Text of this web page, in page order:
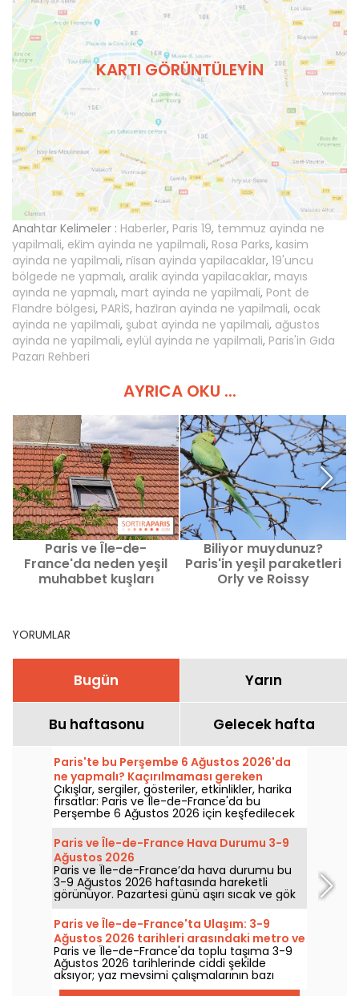
KARTI GÖRÜNTÜLEYIN
Anahtar Kelimeler : Haberler, Paris 19, temmuz ayinda ne
yapilmali, eki̇m ayinda ne yapilmali, Rosa Parks, kasim
ayinda ne yapilmali, ni̇san ayinda yapilacaklar, 19'uncu
bölgede ne yapmalı, aralik ayinda yapilacaklar, mayıs
ayında ne yapmalı, mart ayinda ne yapilmali, Pont de
Flandre bölgesi, PARİS, hazi̇ran ayinda ne yapilmali, ocak
ayinda ne yapilmali, şubat ayinda ne yapilmali, ağustos
ayinda ne yapilmali, eylül ayinda ne yapilmali, Paris'in Gıda
Pazarı Rehberi
AYRICA OKU ...
Paris ve Île-de-
France'da neden yeşil
muhabbet kuşları
Biliyor muydunuz?
Paris'in yeşil paraketleri
Orly ve Roissy
YORUMLAR
Bugün Yarın
Bu haftasonu Gelecek hafta
Paris'te bu Perşembe 6 Ağustos 2026'da
ne yapmalı? Kaçırılmaması gereken
etkinlikler.
Çıkışlar, sergiler, gösteriler, etkinlikler, harika
fırsatlar: Paris ve Île-de-France'da bu
Perşembe 6 Ağustos 2026 için keşfedilecek
fikirler şöyle.
Paris ve Île-de-France Hava Durumu 3-9
Ağustos 2026
Paris ve Île-de-France’da hava durumu bu
3-9 Ağustos 2026 haftasında hareketli
görünüyor. Pazartesi günü aşırı sıcak ve gök
gürültülü yağış riskiyle başlayan hafta,
sıcaklıkları kademeli olarak düşürecek; hafta
sonunda ise daha sıcak ve güneşli bir hava
geri gelecek.
Paris ve Île-de-France'ta Ulaşım: 3-9
Ağustos 2026 tarihleri arasındaki metro ve
RER kesintileri
Paris ve Île-de-France'da toplu taşıma 3-9
Ağustos 2026 tarihlerinde ciddi şekilde
aksıyor; yaz mevsimi çalışmalarının bazı
hatları ağır biçimde etkilediği belirtiliyor, RATP